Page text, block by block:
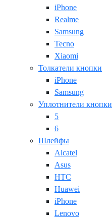
iPhone
Realme
Samsung
Tecno
Xiaomi
Толкатели кнопки
iPhone
Samsung
Уплотнители кнопки
5
6
Шлейфы
Alcatel
Asus
HTC
Huawei
iPhone
Lenovo